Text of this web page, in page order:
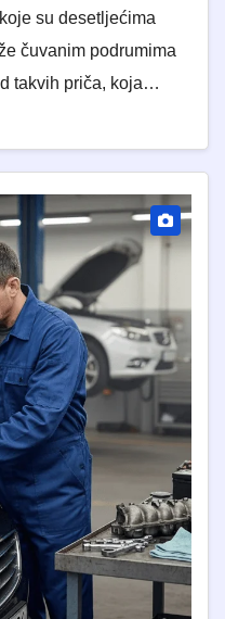
su desetljećima
čuvanim podrumima
takvih priča, koja…